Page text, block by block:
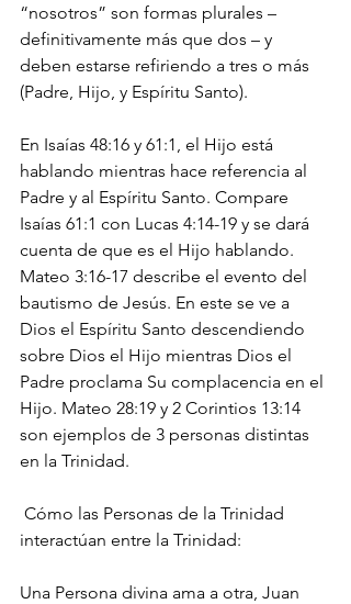
“nosotros” son formas plurales –
definitivamente más que dos – y
deben estarse refiriendo a tres o más
(Padre, Hijo, y Espíritu Santo).
En Isaías 48:16 y 61:1, el Hijo está
hablando mientras hace referencia al
Padre y al Espíritu Santo. Compare
Isaías 61:1 con Lucas 4:14-19 y se dará
cuenta de que es el Hijo hablando.
Mateo 3:16-17 describe el evento del
bautismo de Jesús. En este se ve a
Dios el Espíritu Santo descendiendo
sobre Dios el Hijo mientras Dios el
Padre proclama Su complacencia en el
Hijo. Mateo 28:19 y 2 Corintios 13:14
son ejemplos de 3 personas distintas
en la Trinidad.
interactúan entre la Trinidad:
Una Persona divina ama a otra, Juan